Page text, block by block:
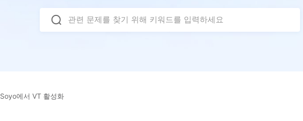
관련 문제를 찾기 위해 키워드를 입력하세요
Soyo에서 VT 활성화